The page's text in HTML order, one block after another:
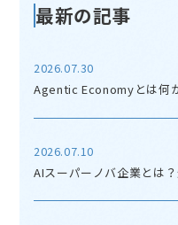
最新の記事
2026.07.30
Agentic Economyとは何か
2026.07.10
AIスーパーノバ企業とは